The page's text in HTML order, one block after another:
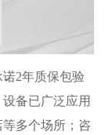
2年质保包验
备已广泛应用
多个场所；咨